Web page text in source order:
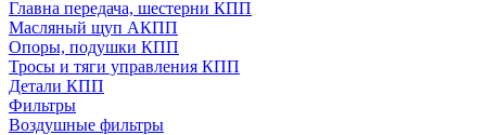
Главна передача, шестерни КПП
Масляный щуп АКПП
Опоры, подушки КПП
Тросы и тяги управления КПП
Детали КПП
Фильтры
Воздушные фильтры